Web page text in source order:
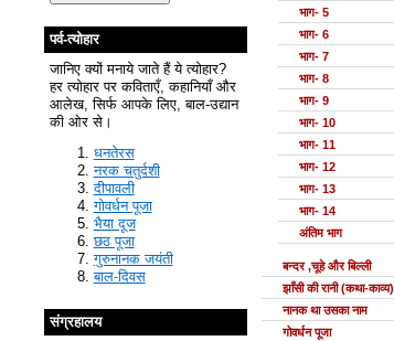
पर्व-त्योहार
जानिए क्यों मनाये जाते हैं ये त्योहार?
हर त्योहार पर कविताएँ, कहानियाँ और
आलेख, सिर्फ आपके लिए, बाल-उद्यान
की ओर से।
धनतेरस
नरक चतुर्दशी
दीपावली
गोवर्धन पूजा
भैया दूज
छठ पूजा
गुरुनानक जयंती
बाल-दिवस
संग्रहालय
भाग- 5
भाग- 6
भाग- 7
भाग- 8
भाग- 9
भाग- 10
भाग- 11
भाग- 12
भाग- 13
भाग- 14
अंतिम भाग
बन्दर ,चूहे और बिल्ली
झाँसी की रानी (कथा-काव्य)
नानक था उसका नाम
गोवर्धन पूजा